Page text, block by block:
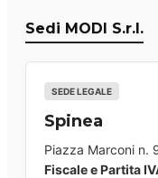
Sedi MODI S.r.l.
SEDE LEGALE
Spinea
Piazza Marconi n.
Fiscale e Partita